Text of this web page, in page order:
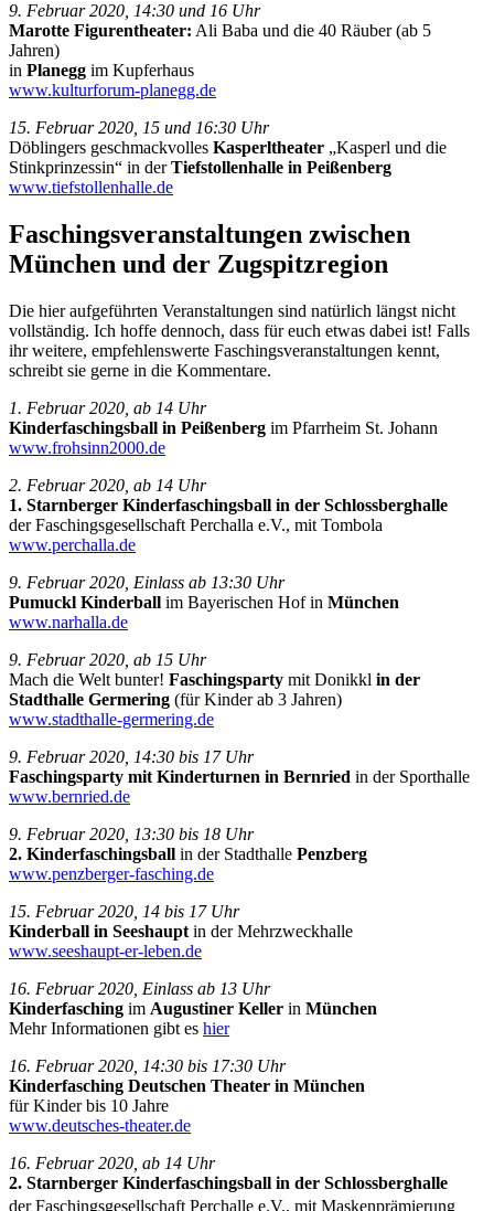
9. Februar 2020, 14:30 und 16 Uhr
Marotte Figurentheater: Ali Baba und die 40 Räuber (ab 5
Jahren)
in Planegg im Kupferhaus
www.kulturforum-planegg.de
15. Februar 2020, 15 und 16:30 Uhr
Döblingers geschmackvolles Kasperltheater „Kasperl und die
Stinkprinzessin“ in derTiefstollenhalle in Peißenberg
www.tiefstollenhalle.de
Faschingsveranstaltungen zwischen
München und der Zugspitzregion
Die hier aufgeführten Veranstaltungen sind natürlich längst nicht
vollständig. Ich hoffe dennoch, dass für euch etwas dabei ist! Falls
ihr weitere, empfehlenswerte Faschingsveranstaltungen kennt,
schreibt sie gerne in die Kommentare.
1. Februar 2020, ab 14 Uhr
Kinderfaschingsball in Peißenberg im Pfarrheim St. Johann
www.frohsinn2000.de
2. Februar 2020, ab 14 Uhr
1. Starnberger Kinderfaschingsball in der Schlossberghalle
der Faschingsgesellschaft Perchalla e.V., mit Tombola
www.perchalla.de
9. Februar 2020, Einlass ab 13:30 Uhr
Pumuckl Kinderball im Bayerischen Hof in München
www.narhalla.de
9. Februar 2020, ab 15 Uhr
Mach die Welt bunter! Faschingsparty mit Donikkl in der
Stadthalle Germering (für Kinder ab 3 Jahren)
www.stadthalle-germering.de
9. Februar 2020, 14:30 bis 17 Uhr
Faschingsparty mit Kinderturnen in Bernried in der Sporthalle
www.bernried.de
9. Februar 2020, 13:30 bis 18 Uhr
2. Kinderfaschingsball in der Stadthalle Penzberg
www.penzberger-fasching.de
15. Februar 2020, 14 bis 17 Uhr
Kinderball in Seeshaupt in der Mehrzweckhalle
www.seeshaupt-er-leben.de
16. Februar 2020, Einlass ab 13 Uhr
Kinderfasching im Augustiner Keller in München
Mehr Informationen gibt es hier
16. Februar 2020, 14:30 bis 17:30 Uhr
Kinderfasching Deutschen Theater in München
für Kinder bis 10 Jahre
www.deutsches-theater.de
16. Februar 2020, ab 14 Uhr
2. Starnberger Kinderfaschingsball in der Schlossberghalle
der Faschingsgesellschaft Perchalle e.V., mit Maskenprämierung